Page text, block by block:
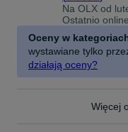
Na OLX od
Ostatnio
Oceny w
wystawiane tylko
działają oceny?
Więcej